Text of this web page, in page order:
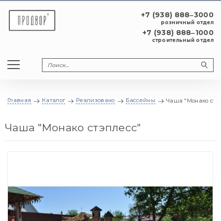
+7 (938) 888‒3000
розничный отдел
+7 (938) 888‒1000
строительный отдел
Главная Каталог Реализовано Бассейны Чаша "Монако
Чаша "Монако стэплесс"